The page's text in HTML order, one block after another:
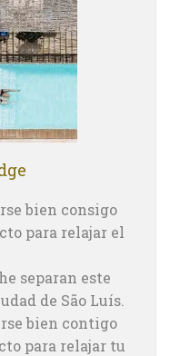
bien consigo
para relajar el
separan este
de São Luís.
bien contigo
para relajar tu